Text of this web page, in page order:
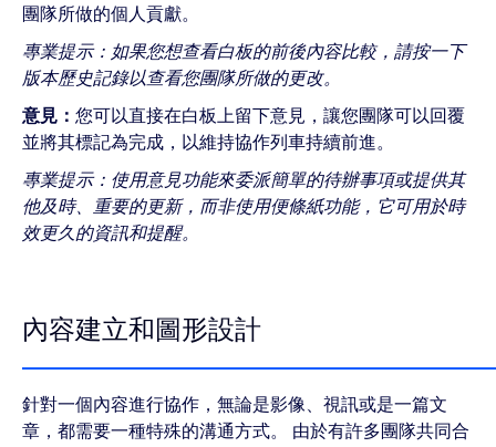
團隊所做的個人貢獻。
專業提示：如果您想查看白板的前後內容比較，請按一下
版本歷史記錄以查看您團隊所做的更改。
意見： 您可以直接在白板上留下意見，讓您團隊可以回覆
並將其標記為完成，以維持協作列車持續前進。
專業提示：使用意見功能來委派簡單的待辦事項或提供其
他及時、重要的更新，而非使用便條紙功能，它可用於時
效更久的資訊和提醒。
內容建立和圖形設計
針對一個內容進行協作，無論是影像、視訊或是一篇文
章，都需要一種特殊的溝通方式。 由於有許多團隊共同合